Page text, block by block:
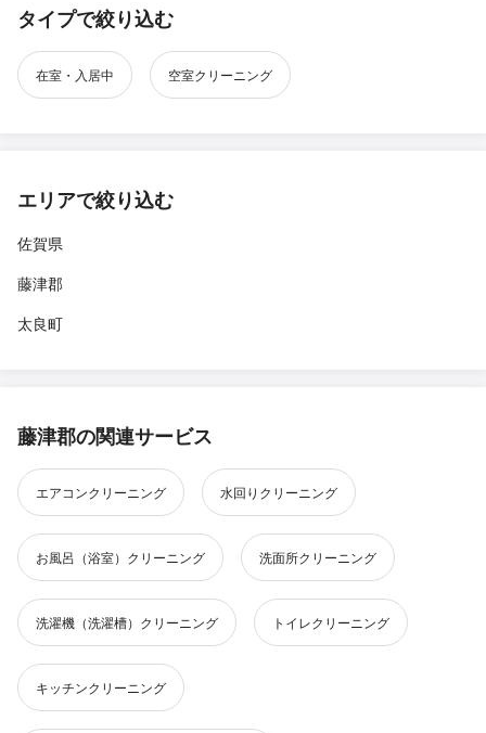
タイプで絞り込む
在室・入居中 空室クリーニング
エリアで絞り込む
佐賀県
藤津郡
太良町
藤津郡の関連サービス
エアコンクリーニング 水回りクリーニング
お風呂（浴室）クリーニング 洗面所クリーニング
洗濯機（洗濯槽）クリーニング トイレクリーニング
キッチンクリーニング